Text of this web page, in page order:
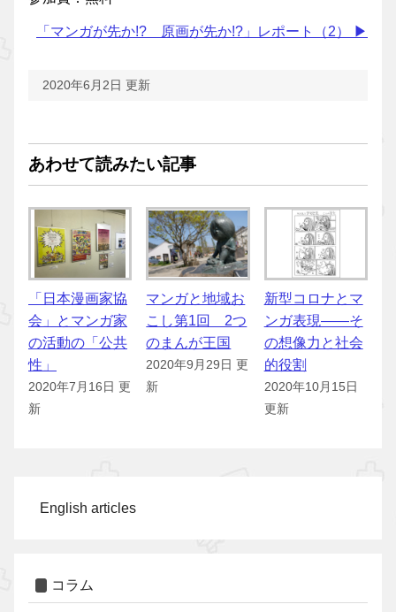
「マンガが先か!? 原画が先か!?」レポート（2） ▶
2020年6月2日 更新
あわせて読みたい記事
「日本漫画家協
会」とマンガ家
の活動の「公共
性」
2020年7月16日 更
新
マンガと地域お
こし第1回 2つ
のまんが王国
2020年9月29日 更
新
新型コロナとマ
ンガ表現――そ
の想像力と社会
的役割
2020年10月15日
更新
English articles
コラム